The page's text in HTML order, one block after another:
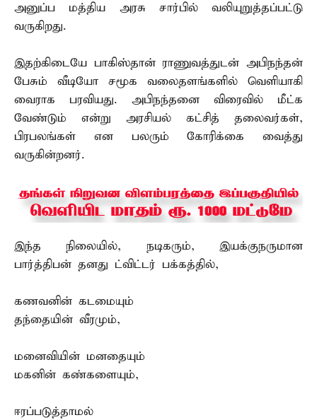
அனுப்ப மத்திய அரசு சார்பில் வலியுறுத்தப்பட்டு
வருகிறது.
இதற்கிடையே பாகிஸ்தான் ராணுவத்துடன் அபிநந்தன்
பேசும் வீடியோ சமூக வலைதளங்களில் வெளியாகி
வைராக பரவியது. அபிநந்தனை விரைவில் மீட்க
வேண்டும் என்று அரசியல் கட்சித் தலைவர்கள்,
பிரபலங்கள் என பலரும் கோரிக்கை வைத்து
வருகின்றனர்.
இந்த நிலையில், நடிகரும், இயக்குநருமான
பார்த்திபன் தனது ட்விட்டர் பக்கத்தில்,
கணவனின் கடமையும்
தந்தையின் வீரமும்,
மனைவியின் மனதையும்
மகனின் கண்களையும்,
ஈரப்படுத்தாமல்